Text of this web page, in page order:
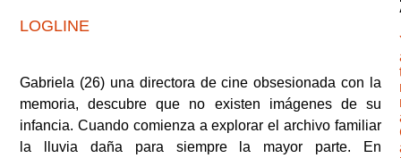
LOGLINE
Gabriela (26) una directora de cine obsesionada con la
memoria, descubre que no existen imágenes de su
infancia. Cuando comienza a explorar el archivo familiar
la lluvia daña para siempre la mayor parte. En